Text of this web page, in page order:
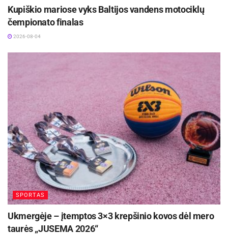
Kupiškio mariose vyks Baltijos vandens motociklų
čempionato finalas
2026-08-04
SPORTAS
Ukmergėje – įtemptos 3×3 krepšinio kovos dėl mero
taurės „JUSEMA 2026“